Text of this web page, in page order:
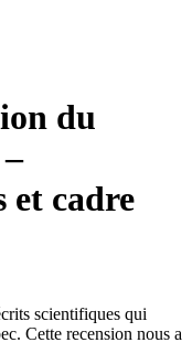
du
et cadre
scientifiques qui
Cette recension nous a